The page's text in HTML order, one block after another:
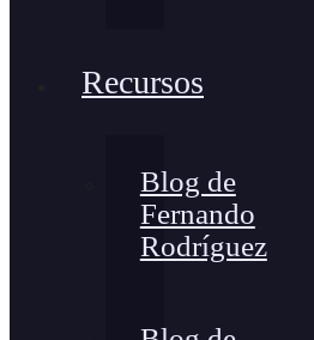
Recursos
Blog de
Fernando
Rodríguez